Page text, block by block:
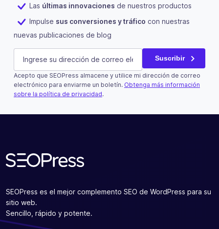
Las últimas innovaciones de nuestros productos
Impulse sus conversiones y tráfico con nuestras
nuevas publicaciones de blog
Phone
Este campo es un campo de validación y debe quedar
E-mail (Obligatorio) Suscribir
Acepto que SEOPress almacene y utilice mi dirección de correo
electrónico para enviarme un boletín. Obtenga más información
sobre la política de privacidad.
SEOPress es el mejor complemento SEO de WordPress para su
sitio web.
Sencillo, rápido y potente.